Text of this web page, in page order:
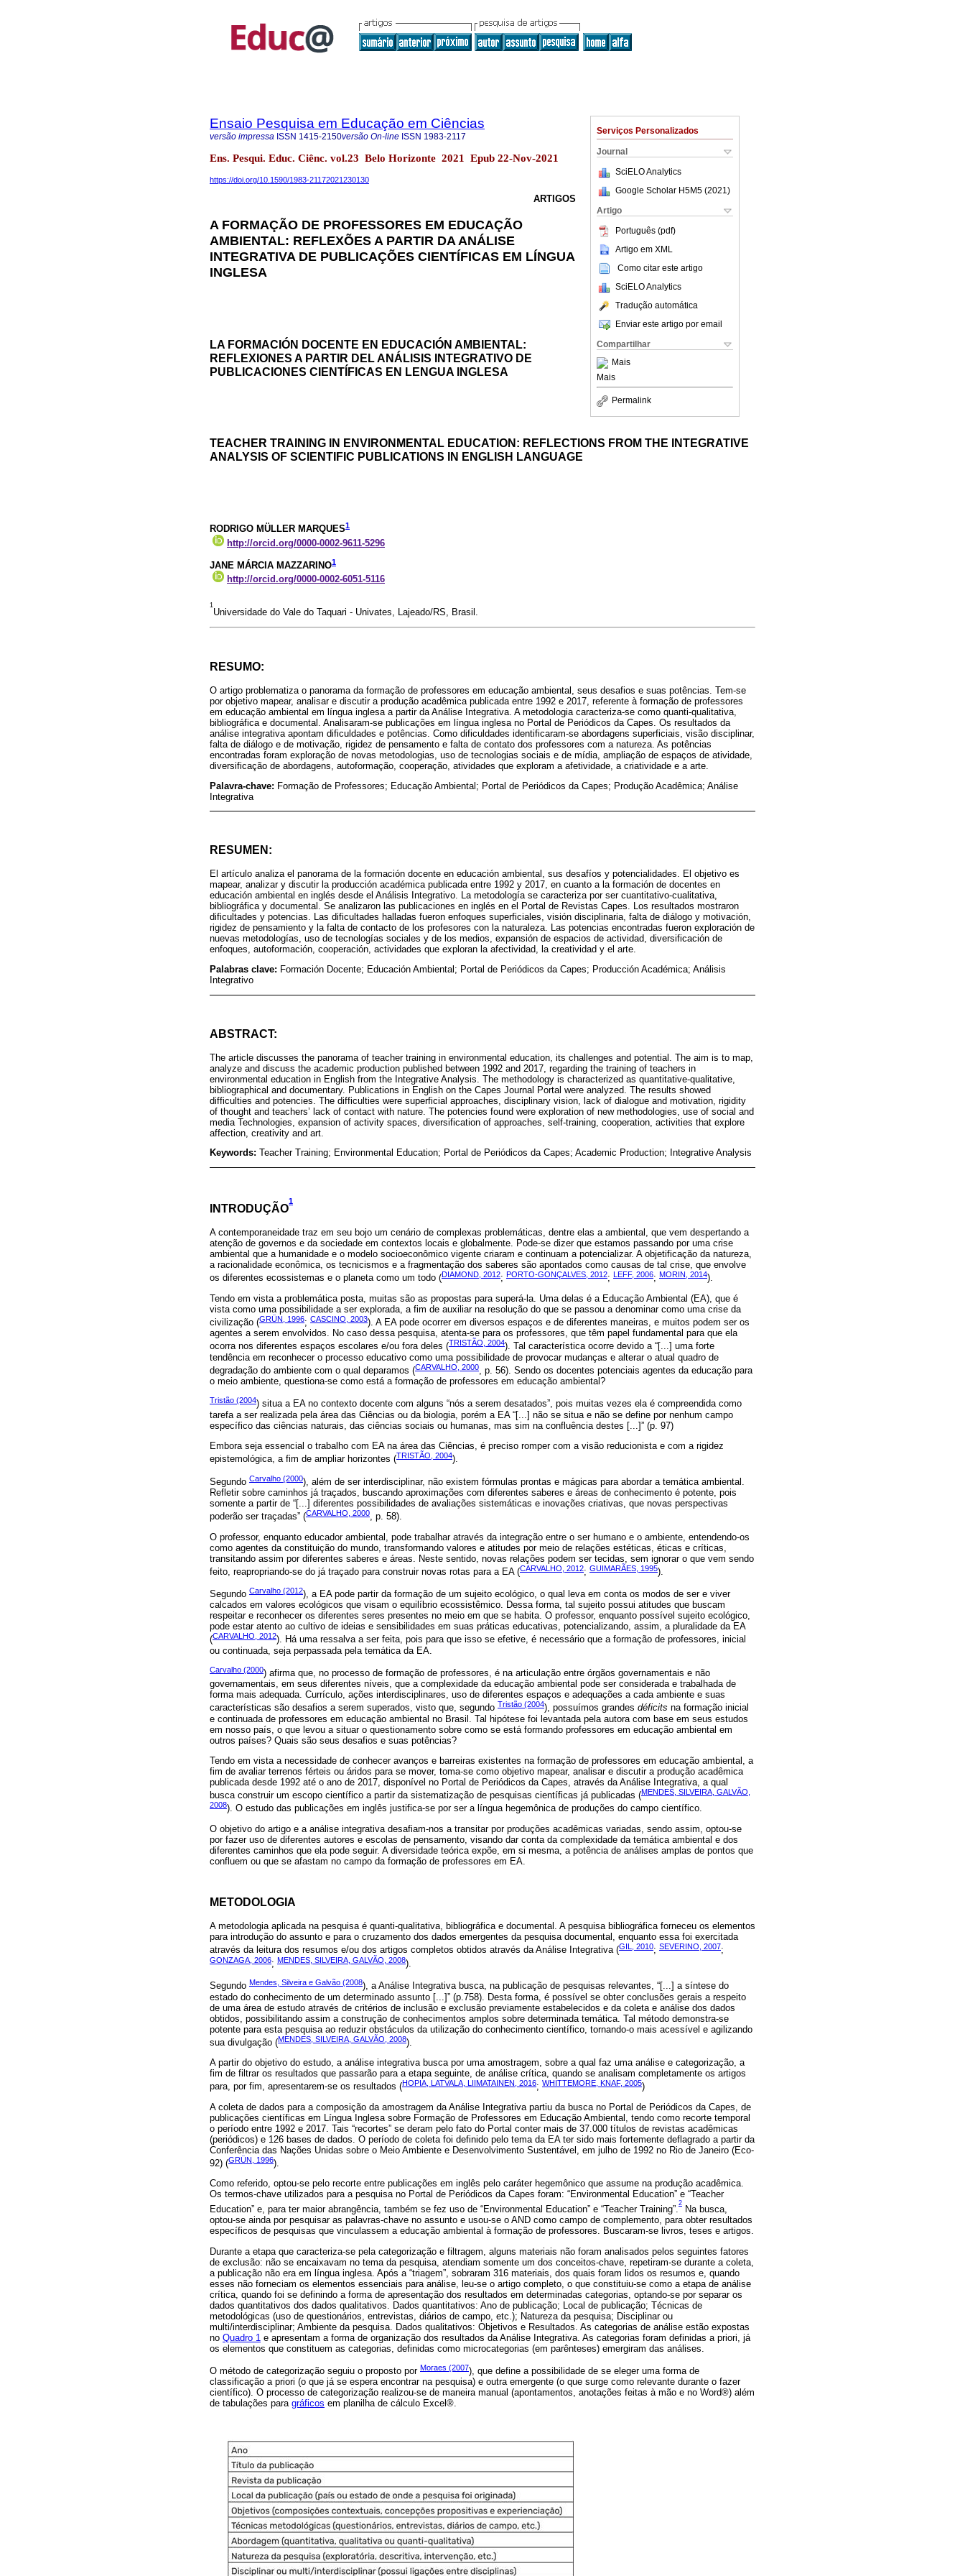
Serviços Personalizados
Journal
SciELO Analytics
Google Scholar H5M5 (2021 )
Artigo
Português (pdf)
Artigo em XML
Como citar este artigo
SciELO Analytics
Tradução automática
Enviar este artigo por email
Compartilhar
Mais
Mais
Permalink
Ensaio Pesquisa em Educação em Ciências
versão impressa ISSN 1415-2150versão On-line ISSN 1983-2117
Ens. Pesqui. Educ. Ciênc. vol.23 Belo Horizonte 2021 Epub 22-Nov-2021
https://doi.org/10.1590/1983-21172021230130
ARTIGOS
A FORMAÇÃO DE PROFESSORES EM EDUCAÇÃO
AMBIENTAL: REFLEXÕES A PARTIR DA ANÁLISE
INTEGRATIVA DE PUBLICAÇÕES CIENTÍFICAS EM LÍNGUA
INGLESA
LA FORMACIÓN DOCENTE EN EDUCACIÓN AMBIENTAL:
REFLEXIONES A PARTIR DEL ANÁLISIS INTEGRATIVO DE
PUBLICACIONES CIENTÍFICAS EN LENGUA INGLESA
TEACHER TRAINING IN ENVIRONMENTAL EDUCATION: REFLECTIONS FROM THE INTEGRATIVE
ANALYSIS OF SCIENTIFIC PUBLICATIONS IN ENGLISH LANGUAGE
RODRIGO MÜLLER MARQUES1
http://orcid.org/0000-0002-9611-5296
JANE MÁRCIA MAZZARINO1
http://orcid.org/0000-0002-6051-5116
1
Universidade do Vale do Taquari - Univates, Lajeado/RS, Brasil.
RESUMO:
O artigo problematiza o panorama da formação de professores em educação ambiental, seus desafios e suas potências. Tem-se
por objetivo mapear, analisar e discutir a produção acadêmica publicada entre 1992 e 2017, referente à formação de professores
em educação ambiental em língua inglesa a partir da Análise Integrativa. A metodologia caracteriza-se como quanti-qualitativa,
bibliográfica e documental. Analisaram-se publicações em língua inglesa no Portal de Periódicos da Capes. Os resultados da
análise integrativa apontam dificuldades e potências. Como dificuldades identificaram-se abordagens superficiais, visão disciplinar,
falta de diálogo e de motivação, rigidez de pensamento e falta de contato dos professores com a natureza. As potências
encontradas foram exploração de novas metodologias, uso de tecnologias sociais e de mídia, ampliação de espaços de atividade,
diversificação de abordagens, autoformação, cooperação, atividades que exploram a afetividade, a criatividade e a arte.
Palavra-chave: Formação de Professores; Educação Ambiental; Portal de Periódicos da Capes; Produção Acadêmica; Análise
Integrativa
RESUMEN:
El artículo analiza el panorama de la formación docente en educación ambiental, sus desafíos y potencialidades. El objetivo es
mapear, analizar y discutir la producción académica publicada entre 1992 y 2017, en cuanto a la formación de docentes en
educación ambiental en inglés desde el Análisis Integrativo. La metodología se caracteriza por ser cuantitativo-cualitativa,
bibliográfica y documental. Se analizaron las publicaciones en inglés en el Portal de Revistas Capes. Los resultados mostraron
dificultades y potencias. Las dificultades halladas fueron enfoques superficiales, visión disciplinaria, falta de diálogo y motivación,
rigidez de pensamiento y la falta de contacto de los profesores con la naturaleza. Las potencias encontradas fueron exploración de
nuevas metodologías, uso de tecnologías sociales y de los medios, expansión de espacios de actividad, diversificación de
enfoques, autoformación, cooperación, actividades que exploran la afectividad, la creatividad y el arte.
Palabras clave: Formación Docente; Educación Ambiental; Portal de Periódicos da Capes; Producción Académica; Análisis
Integrativo
ABSTRACT:
The article discusses the panorama of teacher training in environmental education, its challenges and potential. The aim is to map,
analyze and discuss the academic production published between 1992 and 2017, regarding the training of teachers in
environmental education in English from the Integrative Analysis. The methodology is characterized as quantitative-qualitative,
bibliographical and documentary. Publications in English on the Capes Journal Portal were analyzed. The results showed
difficulties and potencies. The difficulties were superficial approaches, disciplinary vision, lack of dialogue and motivation, rigidity
of thought and teachers’ lack of contact with nature. The potencies found were exploration of new methodologies, use of social and
media Technologies, expansion of activity spaces, diversification of approaches, self-training, cooperation, activities that explore
affection, creativity and art.
Keywords: Teacher Training; Environmental Education; Portal de Periódicos da Capes; Academic Production; Integrative Analysis
INTRODUÇÃO
1
A contemporaneidade traz em seu bojo um cenário de complexas problemáticas, dentre elas a ambiental, que vem despertando a
atenção de governos e da sociedade em contextos locais e globalmente. Pode-se dizer que estamos passando por uma crise
ambiental que a humanidade e o modelo socioeconômico vigente criaram e continuam a potencializar. A objetificação da natureza,
a racionalidade econômica, os tecnicismos e a fragmentação dos saberes são apontados como causas de tal crise, que envolve
os diferentes ecossistemas e o planeta como um todo (DIAMOND, 2012; PORTO-GONÇALVES, 2012; LEFF, 2006; MORIN, 2014).
Tendo em vista a problemática posta, muitas são as propostas para superá-la. Uma delas é a Educação Ambiental (EA), que é
vista como uma possibilidade a ser explorada, a fim de auxiliar na resolução do que se passou a denominar como uma crise da
civilização (GRÜN, 1996; CASCINO, 2003). A EA pode ocorrer em diversos espaços e de diferentes maneiras, e muitos podem ser os
agentes a serem envolvidos. No caso dessa pesquisa, atenta-se para os professores, que têm papel fundamental para que ela
ocorra nos diferentes espaços escolares e/ou fora deles (TRISTÃO, 2004). Tal característica ocorre devido a “[...] uma forte
tendência em reconhecer o processo educativo como uma possibilidade de provocar mudanças e alterar o atual quadro de
degradação do ambiente com o qual deparamos (CARVALHO, 2000, p. 56). Sendo os docentes potenciais agentes da educação para
o meio ambiente, questiona-se como está a formação de professores em educação ambiental?
Tristão (2004) situa a EA no contexto docente com alguns “nós a serem desatados”, pois muitas vezes ela é compreendida como
tarefa a ser realizada pela área das Ciências ou da biologia, porém a EA “[...] não se situa e não se define por nenhum campo
específico das ciências naturais, das ciências sociais ou humanas, mas sim na confluência destes [...]” (p. 97)
Embora seja essencial o trabalho com EA na área das Ciências, é preciso romper com a visão reducionista e com a rigidez
epistemológica, a fim de ampliar horizontes (TRISTÃO, 2004).
Segundo Carvalho (2000), além de ser interdisciplinar, não existem fórmulas prontas e mágicas para abordar a temática ambiental.
Refletir sobre caminhos já traçados, buscando aproximações com diferentes saberes e áreas de conhecimento é potente, pois
somente a partir de “[...] diferentes possibilidades de avaliações sistemáticas e inovações criativas, que novas perspectivas
poderão ser traçadas” (CARVALHO, 2000, p. 58).
O professor, enquanto educador ambiental, pode trabalhar através da integração entre o ser humano e o ambiente, entendendo-os
como agentes da constituição do mundo, transformando valores e atitudes por meio de relações estéticas, éticas e críticas,
transitando assim por diferentes saberes e áreas. Neste sentido, novas relações podem ser tecidas, sem ignorar o que vem sendo
feito, reapropriando-se do já traçado para construir novas rotas para a EA (CARVALHO, 2012; GUIMARÃES, 1995).
Segundo Carvalho (2012), a EA pode partir da formação de um sujeito ecológico, o qual leva em conta os modos de ser e viver
calcados em valores ecológicos que visam o equilíbrio ecossistêmico. Dessa forma, tal sujeito possui atitudes que buscam
respeitar e reconhecer os diferentes seres presentes no meio em que se habita. O professor, enquanto possível sujeito ecológico,
pode estar atento ao cultivo de ideias e sensibilidades em suas práticas educativas, potencializando, assim, a pluralidade da EA
(CARVALHO, 2012). Há uma ressalva a ser feita, pois para que isso se efetive, é necessário que a formação de professores, inicial
ou continuada, seja perpassada pela temática da EA.
Carvalho (2000) afirma que, no processo de formação de professores, é na articulação entre órgãos governamentais e não
governamentais, em seus diferentes níveis, que a complexidade da educação ambiental pode ser considerada e trabalhada de
forma mais adequada. Currículo, ações interdisciplinares, uso de diferentes espaços e adequações a cada ambiente e suas
características são desafios a serem superados, visto que, segundo Tristão (2004), possuímos grandes déficits na formação inicial
e continuada de professores em educação ambiental no Brasil. Tal hipótese foi levantada pela autora com base em seus estudos
em nosso país, o que levou a situar o questionamento sobre como se está formando professores em educação ambiental em
outros países? Quais são seus desafios e suas potências?
Tendo em vista a necessidade de conhecer avanços e barreiras existentes na formação de professores em educação ambiental, a
fim de avaliar terrenos férteis ou áridos para se mover, toma-se como objetivo mapear, analisar e discutir a produção acadêmica
publicada desde 1992 até o ano de 2017, disponível no Portal de Periódicos da Capes, através da Análise Integrativa, a qual
busca construir um escopo científico a partir da sistematização de pesquisas científicas já publicadas (MENDES, SILVEIRA, GALVÃO,
2008). O estudo das publicações em inglês justifica-se por ser a língua hegemônica de produções do campo científico.
O objetivo do artigo e a análise integrativa desafiam-nos a transitar por produções acadêmicas variadas, sendo assim, optou-se
por fazer uso de diferentes autores e escolas de pensamento, visando dar conta da complexidade da temática ambiental e dos
diferentes caminhos que ela pode seguir. A diversidade teórica expõe, em si mesma, a potência de análises amplas de pontos que
confluem ou que se afastam no campo da formação de professores em EA.
METODOLOGIA
A metodologia aplicada na pesquisa é quanti-qualitativa, bibliográfica e documental. A pesquisa bibliográfica forneceu os elementos
para introdução do assunto e para o cruzamento dos dados emergentes da pesquisa documental, enquanto essa foi exercitada
através da leitura dos resumos e/ou dos artigos completos obtidos através da Análise Integrativa (GIL, 2010; SEVERINO, 2007;
GONZAGA, 2006; MENDES, SILVEIRA, GALVÃO, 2008).
Segundo Mendes, Silveira e Galvão (2008), a Análise Integrativa busca, na publicação de pesquisas relevantes, “[...] a síntese do
estado do conhecimento de um determinado assunto [...]” (p.758). Desta forma, é possível se obter conclusões gerais a respeito
de uma área de estudo através de critérios de inclusão e exclusão previamente estabelecidos e da coleta e análise dos dados
obtidos, possibilitando assim a construção de conhecimentos amplos sobre determinada temática. Tal método demonstra-se
potente para esta pesquisa ao reduzir obstáculos da utilização do conhecimento científico, tornando-o mais acessível e agilizando
sua divulgação (MENDES, SILVEIRA, GALVÃO, 2008).
A partir do objetivo do estudo, a análise integrativa busca por uma amostragem, sobre a qual faz uma análise e categorização, a
fim de filtrar os resultados que passarão para a etapa seguinte, de análise crítica, quando se analisam completamente os artigos
para, por fim, apresentarem-se os resultados (HOPIA, LATVALA, LIIMATAINEN, 2016; WHITTEMORE, KNAF, 2005)
A coleta de dados para a composição da amostragem da Análise Integrativa partiu da busca no Portal de Periódicos da Capes, de
publicações científicas em Língua Inglesa sobre Formação de Professores em Educação Ambiental, tendo como recorte temporal
o período entre 1992 e 2017. Tais “recortes” se deram pelo fato do Portal conter mais de 37.000 títulos de revistas acadêmicas
(periódicos) e 126 bases de dados. O período de coleta foi definido pelo tema da EA ter sido mais fortemente deflagrado a partir da
Conferência das Nações Unidas sobre o Meio Ambiente e Desenvolvimento Sustentável, em julho de 1992 no Rio de Janeiro (Eco-
92) (GRÜN, 1996).
Como referido, optou-se pelo recorte entre publicações em inglês pelo caráter hegemônico que assume na produção acadêmica.
Os termos-chave utilizados para a pesquisa no Portal de Periódicos da Capes foram: “Environmental Education” e “Teacher
Education” e, para ter maior abrangência, também se fez uso de “Environmental Education” e “Teacher Training”.
2
Na busca,
optou-se ainda por pesquisar as palavras-chave no assunto e usou-se o AND como campo de complemento, para obter resultados
específicos de pesquisas que vinculassem a educação ambiental à formação de professores. Buscaram-se livros, teses e artigos.
Durante a etapa que caracteriza-se pela categorização e filtragem, alguns materiais não foram analisados pelos seguintes fatores
de exclusão: não se encaixavam no tema da pesquisa, atendiam somente um dos conceitos-chave, repetiram-se durante a coleta,
a publicação não era em língua inglesa. Após a “triagem”, sobraram 316 materiais, dos quais foram lidos os resumos e, quando
esses não forneciam os elementos essenciais para análise, leu-se o artigo completo, o que constituiu-se como a etapa de análise
crítica, quando foi se definindo a forma de apresentação dos resultados em determinadas categorias, optando-se por separar os
dados quantitativos dos dados qualitativos. Dados quantitativos: Ano de publicação; Local de publicação; Técnicas de
metodológicas (uso de questionários, entrevistas, diários de campo, etc.); Natureza da pesquisa; Disciplinar ou
multi/interdisciplinar; Ambiente da pesquisa. Dados qualitativos: Objetivos e Resultados. As categorias de análise estão expostas
no Quadro 1 e apresentam a forma de organização dos resultados da Análise Integrativa. As categorias foram definidas a priori, já
os elementos que constituem as categorias, definidas como microcategorias (em parênteses) emergiram das análises.
O método de categorização seguiu o proposto por Moraes (2007), que define a possibilidade de se eleger uma forma de
classificação a priori (o que já se espera encontrar na pesquisa) e outra emergente (o que surge como relevante durante o fazer
científico). O processo de categorização realizou-se de maneira manual (apontamentos, anotações feitas à mão e no Word®) além
de tabulações para gráficos em planilha de cálculo Excel®.